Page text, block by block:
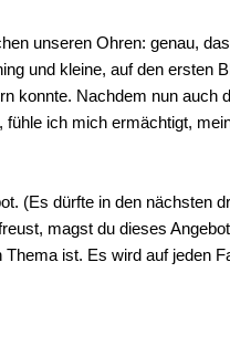
unseren Ohren: genau,
und kleine, auf den ersten
konnte. Nachdem nun auch
ich mich ermächtigt,
(Es dürfte in den nächsten
magst du dieses
ist. Es wird auf jeden